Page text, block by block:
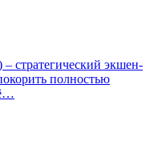
стратегический экшен-
полностью